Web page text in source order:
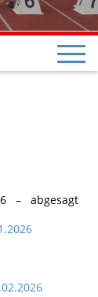
– abgesagt